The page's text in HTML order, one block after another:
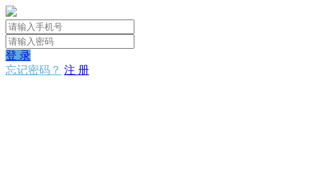
登 录
忘记密码？ 注 册